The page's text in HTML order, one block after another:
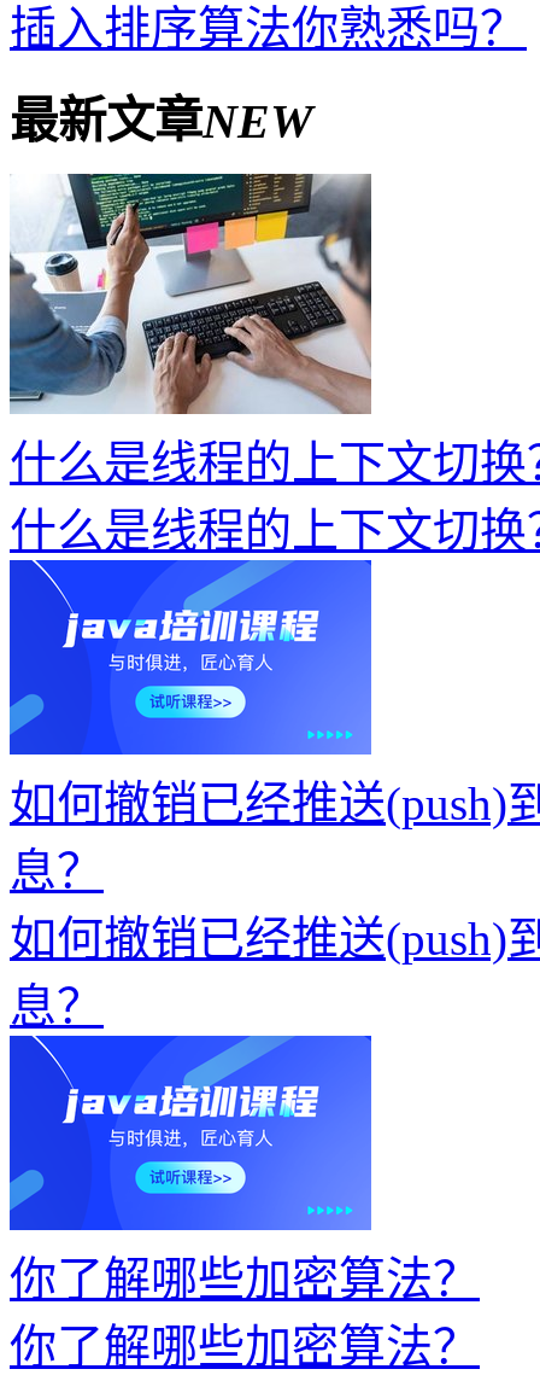
插入排序算法你熟悉吗？
最新文章NEW
什么是线程的上下文切换
什么是线程的上下文切换
如何撤销已经推送(push)
息？
如何撤销已经推送(push)
息？
你了解哪些加密算法？
你了解哪些加密算法？